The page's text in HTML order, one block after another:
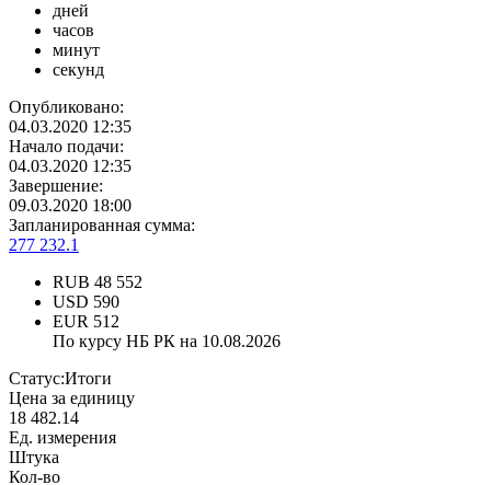
дней
часов
минут
секунд
Опубликовано:
04.03.2020 12:35
Начало подачи:
04.03.2020 12:35
Завершение:
09.03.2020 18:00
Запланированная сумма:
277 232.1
RUB 48 552
USD 590
EUR 512
По курсу НБ РК на 10.08.2026
Статус:Итоги
Цена за единицу
18 482.14
Ед. измерения
Штука
Кол-во